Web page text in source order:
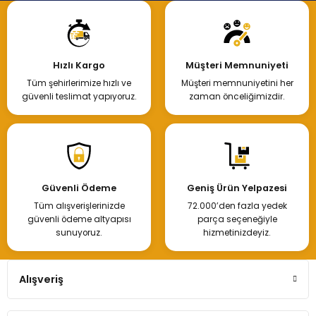
Hızlı Kargo
Tüm şehirlerimize hızlı ve
güvenli teslimat yapıyoruz.
Müşteri Memnuniyeti
Müşteri memnuniyetini her
zaman önceliğimizdir.
Güvenli Ödeme
Tüm alışverişlerinizde
güvenli ödeme altyapısı
sunuyoruz.
Geniş Ürün Yelpazesi
72.000’den fazla yedek
parça seçeneğiyle
hizmetinizdeyiz.
Alışveriş